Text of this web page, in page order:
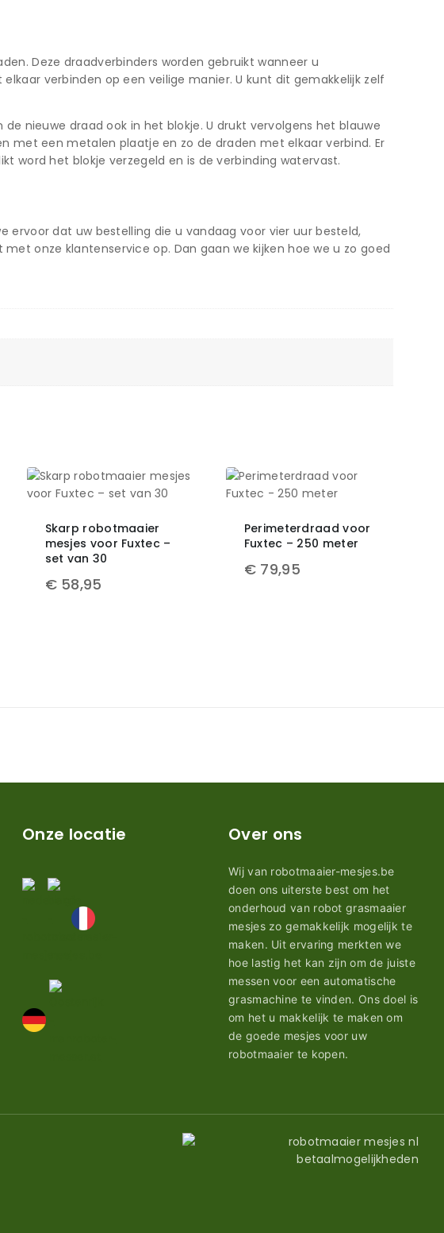
Deze draadverbinders worden gebruikt wanneer u
verbinden op een veilige manier. U kunt dit gemakkelijk zelf
nieuwe draad ook in het blokje. U drukt vervolgens het blauwe
met een metalen plaatje en zo de draden met elkaar verbind. Er
word het blokje verzegeld en is de verbinding watervast.
ervoor dat uw bestelling die u vandaag voor vier uur besteld,
onze klantenservice op. Dan gaan we kijken hoe we u zo goed
Skarp robotmaaier
mesjes voor Fuxtec –
set van 30
€58,95
Perimeterdraad voor
Fuxtec – 250 meter
€ 79,95
Onze locatie Over ons
Wij van robotmaaier-mesjes.be
doen ons uiterste best om het
onderhoud van robot grasmaaier
mesjes zo gemakkelijk mogelijk te
maken. Uit ervaring merkten we
hoe lastig het kan zijn om de juiste
messen voor een automatische
grasmachine te vinden. Ons doel is
om het u makkelijk te maken om
de goede mesjes voor uw
robotmaaier te kopen.